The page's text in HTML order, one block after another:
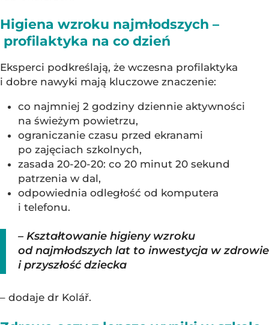
Higiena wzroku najmłodszych –
profilaktyka na co dzień
Eksperci podkreślają, że wczesna profilaktyka
i dobre nawyki mają kluczowe znaczenie:
co najmniej 2 godziny dziennie aktywności
na świeżym powietrzu,
ograniczanie czasu przed ekranami
po zajęciach szkolnych,
zasada 20-20-20: co 20 minut 20 sekund
patrzenia w dal,
odpowiednia odległość od komputera
i telefonu.
– Kształtowanie higieny wzroku
od najmłodszych lat to inwestycja w zdrowie
i przyszłość dziecka
– dodaje dr Kolář.